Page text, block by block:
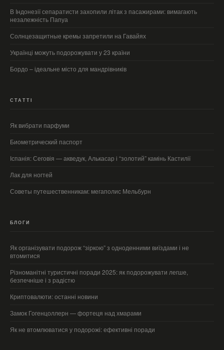
В Індонезії сепаратисти захопили літак з пасажирами: вимагають
незалежність Папуа
Солнцезащитные кремы запретили на Гавайях
Українці можуть подорожувати у 23 країни
Бордо – ідеальне місто для мандрівників
СТАТТІ
Як вибрати парфуми
Биометрический паспорт
Іспанія: Сеговія — акведук, Алькасар і “золотий” камінь Кастилії
Лак для ногтей
Советы путешественникам: мегаполис Мельбурн
БЛОГИ
Як організувати подорож “зіркою” з одноденними виїздами і не
втомитися
Різноманітні туристичні поради 2025: як подорожувати легше,
безпечніше і з радістю
Криптовалюти: останні новини
Замок Гогенцоллерн — фортеця над хмарами
Як не втомлюватися у подорожі: ефективні поради